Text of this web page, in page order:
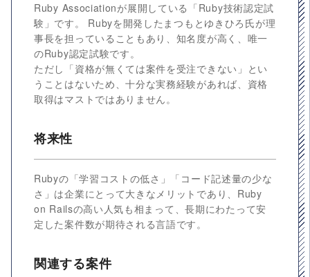
Ruby Associationが展開している「Ruby技術認定試
験」です。 Rubyを開発したまつもとゆきひろ氏が理
事長を担っていることもあり、知名度が高く、唯一
のRuby認定試験です。
ただし「資格が無くては案件を受注できない」とい
うことはないため、十分な実務経験があれば、資格
取得はマストではありません。
将来性
Rubyの「学習コストの低さ」「コード記述量の少な
さ」は企業にとって大きなメリットであり、Ruby
on Railsの高い人気も相まって、長期にわたって安
定した案件数が期待される言語です。
関連する案件